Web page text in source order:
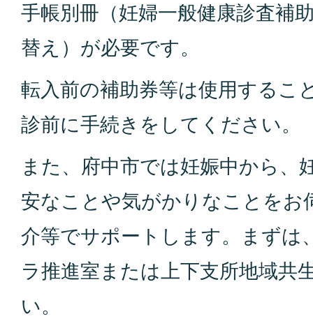
手帳別冊（妊婦一般健康診査補
替え）が必要です。
転入前の補助券等は使用するこ
診前に手続きをしてください。
また、府中市では妊娠中から、
安なことや気がかりなことをお
介等でサポートします。まずは
ラ推進室または上下支所地域共
い。